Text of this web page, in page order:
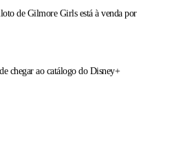
de Gilmore Girls está à venda por
chegar ao catálogo do Disney+